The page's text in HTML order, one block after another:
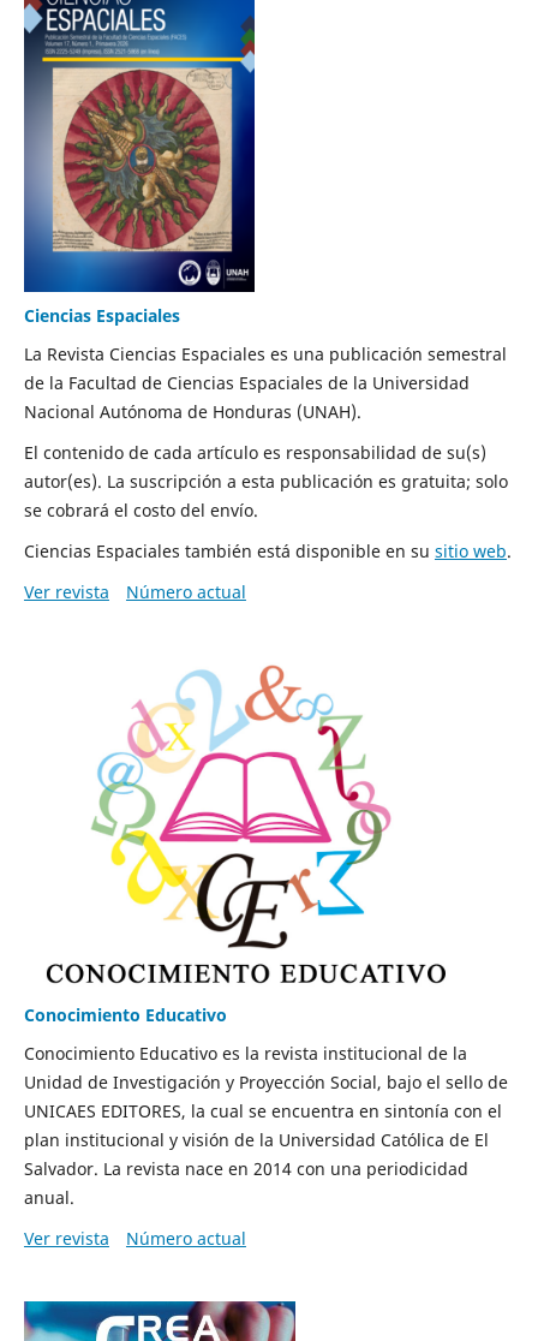
Ciencias Espaciales
La Revista Ciencias Espaciales es una publicación semestral
de la Facultad de Ciencias Espaciales de la Universidad
Nacional Autónoma de Honduras (UNAH).
El contenido de cada artículo es responsabilidad de su(s)
autor(es). La suscripción a esta publicación es gratuita; solo
se cobrará el costo del envío.
Ciencias Espaciales también está disponible en su sitio web.
Ver revista
Número actual
Conocimiento Educativo
Conocimiento Educativo es la revista institucional de la
Unidad de Investigación y Proyección Social, bajo el sello de
UNICAES EDITORES, la cual se encuentra en sintonía con el
plan institucional y visión de la Universidad Católica de El
Salvador. La revista nace en 2014 con una periodicidad
anual.
Ver revista
Número actual